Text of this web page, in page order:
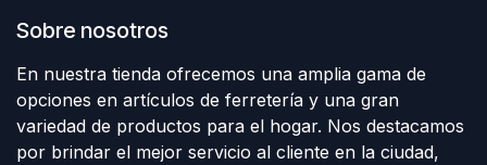
Sobre nosotros
En nuestra tienda ofrecemos una amplia gama de
opciones en artículos de ferretería y una gran
variedad de productos para el hogar. Nos destacamos
por brindar el mejor servicio al cliente en la ciudad,